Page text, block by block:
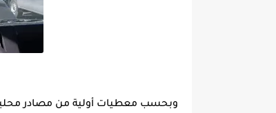
وبحسب معطيات أولية من مصادر